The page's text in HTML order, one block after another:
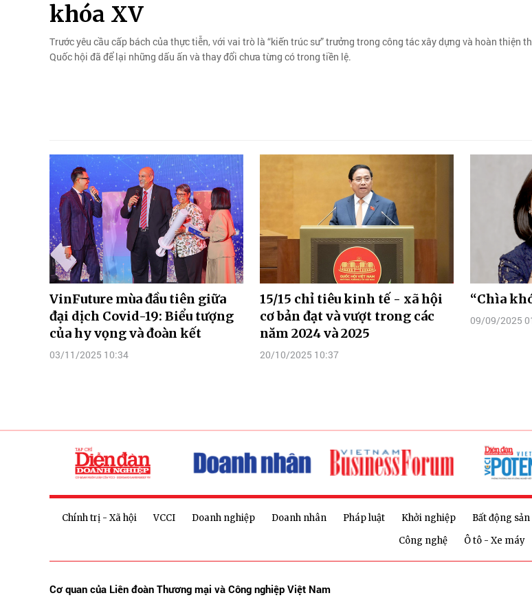
khóa XV
Trước yêu cầu cấp bách của thực tiễn, với vai trò là “kiến trúc sư” trưởng trong công tác xây dựng và hoàn thiện
Quốc hội đã để lại những dấu ấn và thay đổi chưa từng có trong tiền lệ.
VinFuture mùa đầu tiên giữa
đại dịch Covid-19: Biểu tượng
của hy vọng và đoàn kết
03/11/2025 10:34
15/15 chỉ tiêu kinh tế - xã hội
cơ bản đạt và vượt trong các
năm 2024 và 2025
20/10/2025 10:37
“Chìa
09/09/2025
Chính trị - Xã hội VCCI Doanh nghiệp Doanh nhân Pháp luật Khởi nghiệp Bất động sản
Công nghệ
Ô tô - Xe máy
Cơ quan của Liên đoàn Thương mại và Công nghiệp Việt Nam